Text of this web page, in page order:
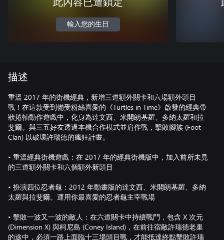
此內容已遭鎖定
輸入您的生日
描述
重溫 2017 年的街機經典，新增三道額外關卡和六場額外頭目
戰！在這款受到備受粉絲喜愛的《Turtles in Time》啟發的經典帶
狀捲軸動作遊戲中，化身為達文西、米開朗基羅、多納太羅和拉
斐爾。與三五好友透過本機合作模式並肩作戰，擊敗腳族 (Foot
Clan) 以破壞許瑞德的瘋狂計畫。
• 重溫經典街機遊戲：在 2017 年的經典街機版中，加入前所未見
的三道額外關卡和六個額外新頭目
• 扮演四位忍者龜：2012 年動畫版的達文西、米開朗基羅、多納
太羅與拉斐爾。運用你最喜愛的忍者龜主宰戰場
• 擊敗一波又一波的敵人：在六道關卡中持續戰鬥，包含 X 次元
(Dimension X) 與柯尼島 (Coney Island)，在前往宿敵許瑞德老巢
的途中，必須一路上面臨十三場頭目戰，才能抵達終點擊敗許瑞